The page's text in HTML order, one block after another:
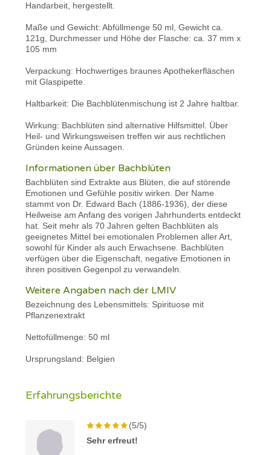
Handarbeit, hergestellt.
Maße und Gewicht: Abfüllmenge 50 ml, Gewicht ca.
121g, Durchmesser und Höhe der Flasche: ca. 37 mm x
105 mm
Verpackung: Hochwertiges braunes Apothekerfläschen
mit Glaspipette.
Haltbarkeit: Die Bachblütenmischung ist 2 Jahre haltbar.
Wirkung: Bachblüten sind alternative Hilfsmittel. Über
Heil- und Wirkungsweisen treffen wir aus rechtlichen
Gründen keine Aussagen.
Informationen über Bachblüten
Bachblüten sind Extrakte aus Blüten, die auf störende
Emotionen und Gefühle positiv wirken. Der Name
stammt von Dr. Edward Bach (1886-1936), der diese
Heilweise am Anfang des vorigen Jahrhunderts entdeckt
hat. Seit mehr als 70 Jahren gelten Bachblüten als
geeignetes Mittel bei emotionalen Problemen aller Art,
sowohl für Kinder als auch Erwachsene. Bachblüten
verfügen über die Eigenschaft, negative Emotionen in
ihren positiven Gegenpol zu verwandeln.
Weitere Angaben nach der LMIV
Bezeichnung des Lebensmittels: Spirituose mit
Pflanzenextrakt
Nettofüllmenge: 50 ml
Ursprungsland: Belgien
Erfahrungsberichte
(5/5)
Sehr erfreut!